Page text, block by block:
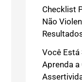
Checklist
Não
Você Está
Aprenda